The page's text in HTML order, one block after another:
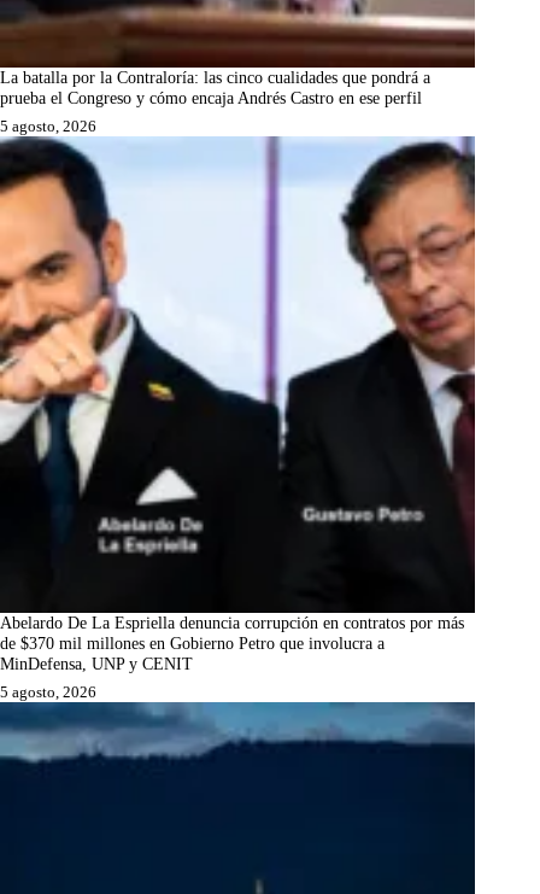
La batalla por la Contraloría: las cinco cualidades que pondrá a
prueba el Congreso y cómo encaja Andrés Castro en ese perfil
5 agosto, 2026
Abelardo De La Espriella denuncia corrupción en contratos por más
de $370 mil millones en Gobierno Petro que involucra a
MinDefensa, UNP y CENIT
5 agosto, 2026